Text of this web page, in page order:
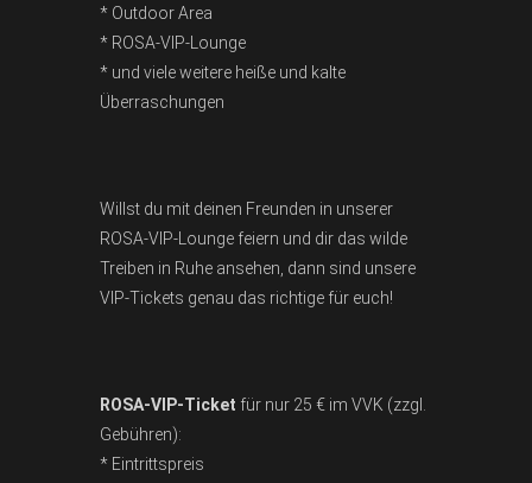
* Outdoor Area
* ROSA-VIP-Lounge
* und viele weitere heiße und kalte
Überraschungen
Willst du mit deinen Freunden in unserer
ROSA-VIP-Lounge feiern und dir das wilde
Treiben in Ruhe ansehen, dann sind unsere
VIP-Tickets genau das richtige für euch!
ROSA-VIP-Ticket für nur 25 € im VVK (zzgl.
Gebühren):
* Eintrittspreis